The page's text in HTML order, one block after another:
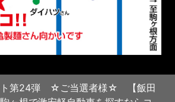
ト第24弾 ☆ご当選者様☆ 【飯田